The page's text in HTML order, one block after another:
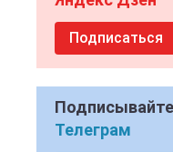
Подписаться
Телеграм